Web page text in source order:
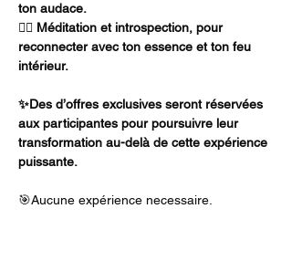
ton audace.
🧘‍♀️ Méditation et introspection, pour
reconnecter avec ton essence et ton feu
intérieur.
✨Des d’offres exclusives seront réservées
aux participantes pour poursuivre leur
transformation au-delà de cette expérience
puissante.
🎯Aucune expérience necessaire.